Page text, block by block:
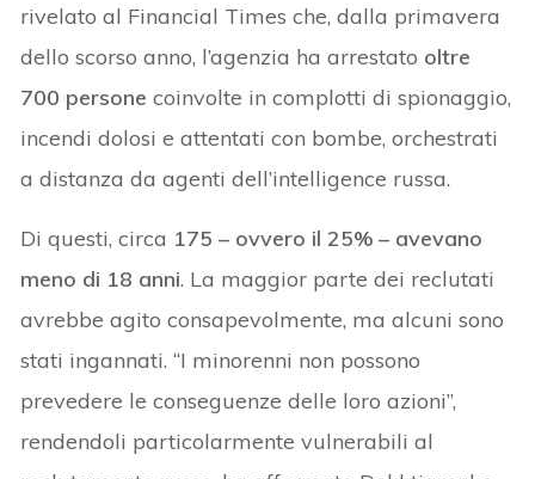
rivelato al Financial Times che, dalla primavera
dello scorso anno, l’agenzia ha arrestato oltre
700 persone coinvolte in complotti di spionaggio,
incendi dolosi e attentati con bombe, orchestrati
a distanza da agenti dell’intelligence russa.
Di questi, circa 175 – ovvero il 25% – avevano
meno di 18 anni. La maggior parte dei reclutati
avrebbe agito consapevolmente, ma alcuni sono
stati ingannati. “I minorenni non possono
prevedere le conseguenze delle loro azioni”,
rendendoli particolarmente vulnerabili al